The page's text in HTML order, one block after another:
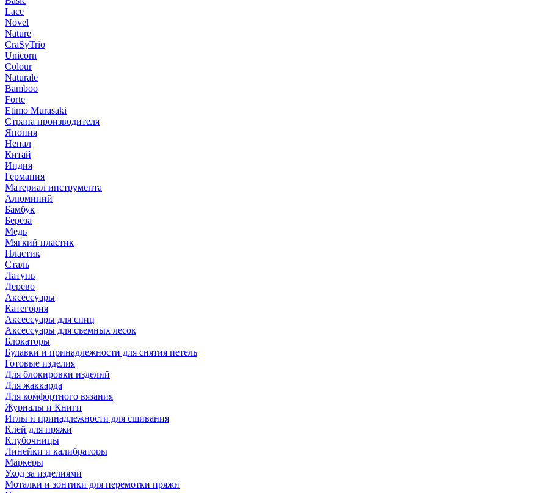
Lace
Novel
Nature
CraSyTrio
Unicorn
Colour
Naturale
Bamboo
Forte
Etimo Murasaki
Страна производителя
Япония
Непал
Китай
Индия
Германия
Материал инструмента
Алюминий
Бамбук
Береза
Медь
Мягкий пластик
Пластик
Сталь
Латунь
Дерево
Аксессуары
Категория
Аксессуары для спиц
Аксессуары для съемных лесок
Блокаторы
Булавки и принадлежности для снятия петель
Готовые изделия
Для блокировки изделий
Для жаккарда
Для комфортного вязания
Журналы и Книги
Иглы и принадлежности для сшивания
Клей для пряжи
Клубочницы
Линейки и калибраторы
Маркеры
Уход за изделиями
Моталки и зонтики для перемотки пряжи